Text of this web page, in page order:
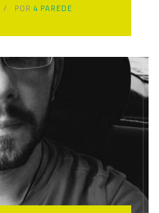
POR4 PAREDE